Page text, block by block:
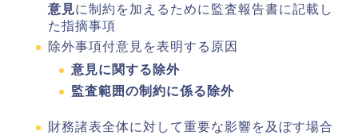
意見に制約を加えるために監査報告書に記載し
た指摘事項
除外事項付意見を表明する原因
意見に関する除外
監査範囲の制約に係る除外
財務諸表全体に対して重要な影響を及ぼす場合